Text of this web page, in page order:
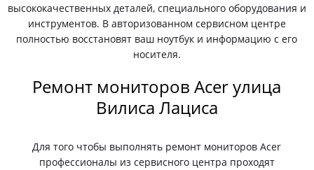
высококачественных деталей, специального оборудования и
инструментов. В авторизованном сервисном центре
полностью восстановят ваш ноутбук и информацию с его
носителя.
Ремонт мониторов Acer улица
Вилиса Лациса
Для того чтобы выполнять ремонт мониторов Acer
профессионалы из сервисного центра проходят